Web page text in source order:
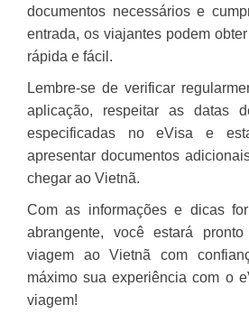
documentos necessários e
entrada, os viajantes podem
rápida e fácil.
Lembre-se de verificar
aplicação, respeitar as datas
especificadas no eVisa e
apresentar documentos
chegar ao Vietnã.
Com as informações e dicas
abrangente, você estará
viagem ao Vietnã com
máximo sua experiência com o
viagem!